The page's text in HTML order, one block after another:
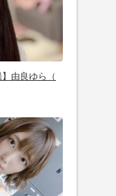
】由良ゆら（